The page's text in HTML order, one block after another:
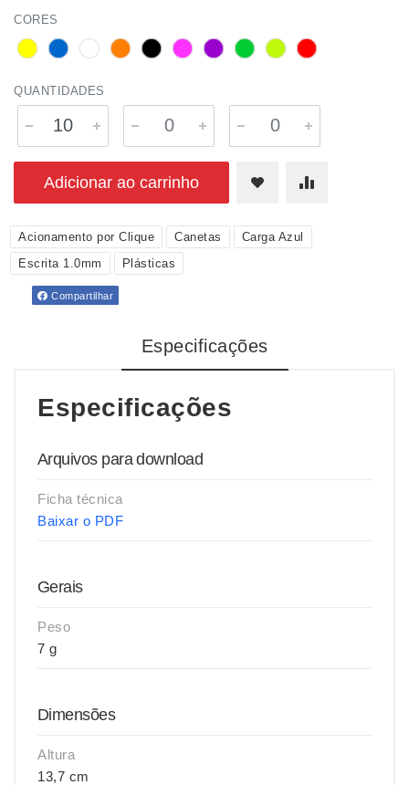
CORES
QUANTIDADES
Adicionar ao carrinho
Acionamento por Clique Canetas
Carga Azul
Escrita 1.0mm
Plásticas
Compartilhar
Especificações
Especificações
Arquivos para download
Ficha técnica
Baixar o PDF
Gerais
Peso
7 g
Dimensões
Altura
13,7 cm